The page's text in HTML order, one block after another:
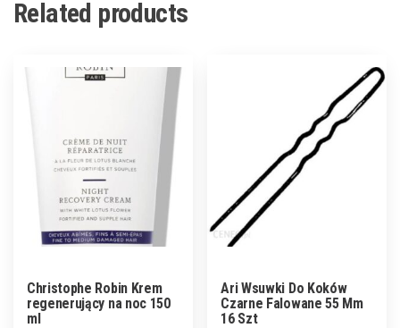
Related products
Christophe Robin Krem
regenerujący na noc 150
ml
Ari Wsuwki Do Koków
Czarne Falowane 55 Mm
16 Szt